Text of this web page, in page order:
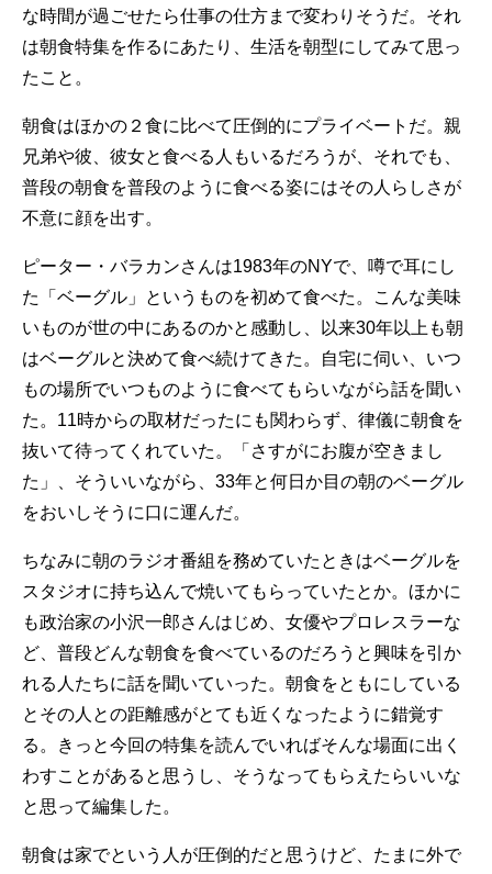
な時間が過ごせたら仕事の仕方まで変わりそうだ。それ
は朝食特集を作るにあたり、生活を朝型にしてみて思っ
たこと。
朝食はほかの２食に比べて圧倒的にプライベートだ。親
兄弟や彼、彼女と食べる人もいるだろうが、それでも、
普段の朝食を普段のように食べる姿にはその人らしさが
不意に顔を出す。
ピーター・バラカンさんは1983年のNYで、噂で耳にし
た「ベーグル」というものを初めて食べた。こんな美味
いものが世の中にあるのかと感動し、以来30年以上も朝
はベーグルと決めて食べ続けてきた。自宅に伺い、いつ
もの場所でいつものように食べてもらいながら話を聞い
た。11時からの取材だったにも関わらず、律儀に朝食を
抜いて待ってくれていた。「さすがにお腹が空きまし
た」、そういいながら、33年と何日か目の朝のベーグル
をおいしそうに口に運んだ。
ちなみに朝のラジオ番組を務めていたときはベーグルを
スタジオに持ち込んで焼いてもらっていたとか。ほかに
も政治家の小沢一郎さんはじめ、女優やプロレスラーな
ど、普段どんな朝食を食べているのだろうと興味を引か
れる人たちに話を聞いていった。朝食をともにしている
とその人との距離感がとても近くなったように錯覚す
る。きっと今回の特集を読んでいればそんな場面に出く
わすことがあると思うし、そうなってもらえたらいいな
と思って編集した。
朝食は家でという人が圧倒的だと思うけど、たまに外で